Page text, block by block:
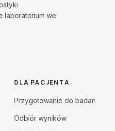
laboratorium we
DLA PACJENTA
Przygotowanie do badań
Odbiór wyników